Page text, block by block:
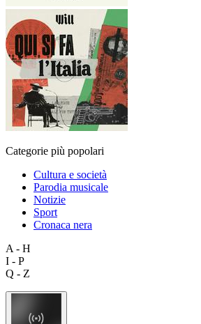
Categorie più popolari
Cultura e società
Parodia musicale
Notizie
Sport
Cronaca nera
A - H
I - P
Q - Z